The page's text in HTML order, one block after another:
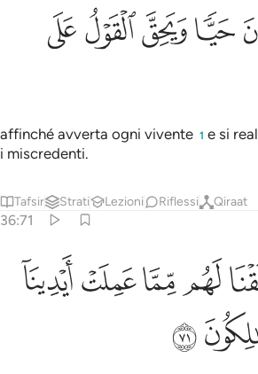
على الكافرين ٧٠
ٱلْقَوْلُ عَلَى ٱلْكَـٰفِرِينَ ٧٠
ﳋﳌﳍﳎ
affinché avverta ogni vivente 1 e si
i miscredenti.
Tafsir Strati Lezioni Riflessi Qiraat
36:71
ايدينا انعاما فهم لها مالكون ٧١
عَمِلَتْ أَيْدِينَآ أَنْعَـٰمًۭا فَهُمْ لَهَا مَـٰلِكُونَ ٧١
ﱅﱆﱇﱈ
ﱍ